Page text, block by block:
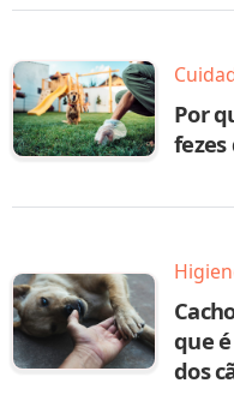
Por
fezes
que
dos